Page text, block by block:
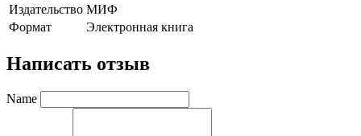
Издательство МИФ
Формат
Электронная книга
Написать отзыв
Name